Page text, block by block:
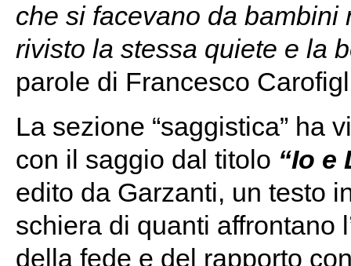
che si facevano da bambini
rivisto la stessa quiete e la
parole di Francesco
La sezione “saggistica” ha
con il saggio dal titolo “Io e
edito da Garzanti, un testo
schiera di quanti affrontano
della fede e del rapporto